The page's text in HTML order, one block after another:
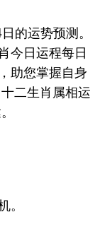
运势预测。
今日运程每日
助您掌握自身
二生肖属相运